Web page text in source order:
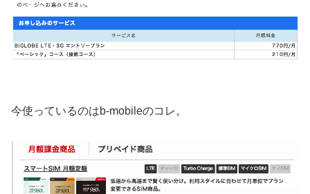
今使っているのはb-mobileのコレ。